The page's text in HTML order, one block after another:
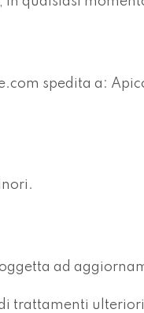
spedita a:
ad
trattamenti